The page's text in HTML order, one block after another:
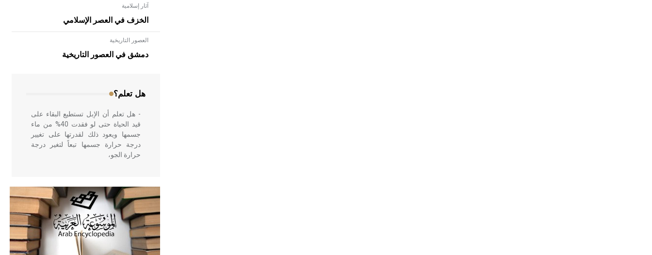
آثار إسلامية
الخزف في العصر الإسلامي
العصور التاريخية
دمشق في العصور التاريخية
هل تعلم؟
- هل تعلم أن الأبلق نوع من الفنون
الهندسية التي ارتبطت بالعمارة الإسلامية
في بلاد الشام ومصر خاصة، حيث يحرص
- هل تعلم أن الإبل تستطيع البقاء على
قيد الحياة حتى لو فقدت 40% من ماء
جسمها ويعود ذلك لقدرتها على تغيير
درجة حرارة جسمها تبعاً لتغير درجة
حرارة الجو،
- هل تعلم أن أبقراط كتب في الطب
أربعة مؤلفات هي: الحكم، الأدلة، تنظيم
التغذية، ورسالته في جروح الرأس.
ويعود له الفضل بأنه حرر الطب من
الدين والفلسفة.